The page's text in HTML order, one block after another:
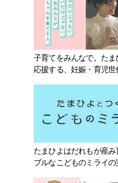
子育てをみんなで。た
応援する、妊娠・育児
たまひよはだれもが産
ブルなこどものミライ